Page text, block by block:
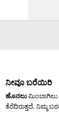
ನೀವೂ ಬರೆಯಿರಿ
ಹೊನಲು
ತೆರೆದಿರುತ್ತದೆ. ನಿಮ್ಮ